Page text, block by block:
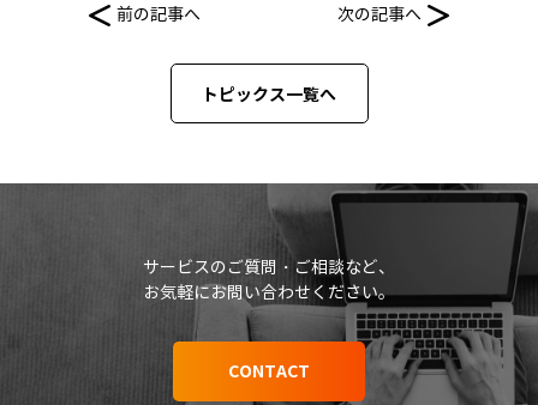
前の記事へ 次の記事へ
トピックス一覧へ
サービスのご質問・ご相談など、
お気軽にお問い合わせください。
CONTACT